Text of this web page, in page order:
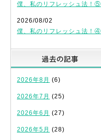
僕、私のリフレッシュ法！⑤
2026/08/02
僕、私のリフレッシュ法！④
2026年8月 (6)
2026年7月 (25)
2026年6月 (27)
2026年5月 (28)